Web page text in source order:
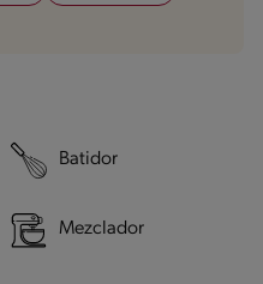
Batidor
Mezclador